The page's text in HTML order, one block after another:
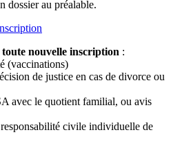
dossier au préalable.
nouvelle inscription :
(vaccinations)
de justice en cas de divorce ou
avec le quotient familial, ou avis
responsabilité civile individuelle de